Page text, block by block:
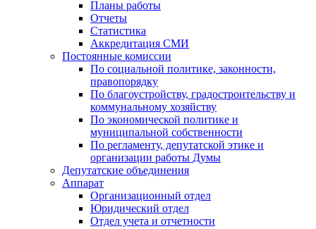
Планы работы
Отчеты
Статистика
Аккредитация СМИ
Постоянные комиссии
По социальной политике, законности,
правопорядку
По благоустройству, градостроительству и
коммунальному хозяйству
По экономической политике и
муниципальной собственности
По регламенту, депутатской этике и
организации работы Думы
Депутатские объединения
Аппарат
Организационный отдел
Юридический отдел
Отдел учета и отчетности